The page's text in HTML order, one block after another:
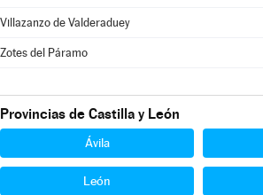
Villazanzo de Valderaduey
Zotes del Páramo
Provincias de Castilla y León
Ávila
León